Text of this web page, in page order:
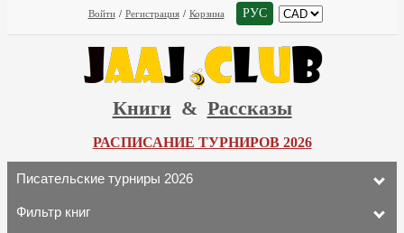
Войти / Регистрация / Корзина РУС
Книги & Рассказы
РАСПИСАНИЕ ТУРНИРОВ 2026
Писательские турниры 2026
Фильтр книг